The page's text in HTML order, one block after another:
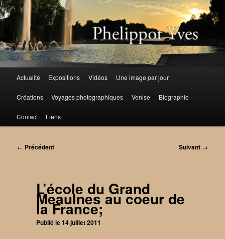
Aller
au
contenu
principal
Actualité Expositions Vidéos Une image par jour
Créations Voyages photographiques Venise Biographie
Contact Liens
Navigation
← Précédent Suivant →
L’école du Grand
Meaulnes au coeur de
la France;
Publié le14 juillet 2011